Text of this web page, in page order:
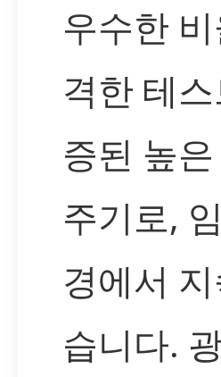
우수한
격한 테
증된 높
주기로,
경에서
습니다.